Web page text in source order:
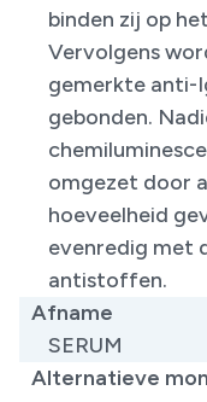
binden zij op
Vervolgens
gemerkte anti-
gebonden.
omgezet door
hoeveelheid
evenredig met
antistoffen.
Afname
SERUM
Alternatieve